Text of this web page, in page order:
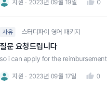
지원 2023년 09월 19일 0
자유 스터디파이 영어 패키지
질문 요청드립니다
so i can apply for the reimbursement
지원 2023년 09월 17일 0